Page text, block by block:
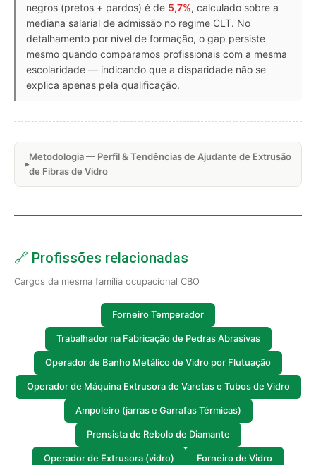
negros (pretos + pardos) é de 5,7%, calculado sobre a
mediana salarial de admissão no regime CLT. No
detalhamento por nível de formação, o gap persiste
mesmo quando comparamos profissionais com a mesma
escolaridade — indicando que a disparidade não se
explica apenas pela qualificação.
Metodologia — Perfil & Tendências de Ajudante de Extrusão
de Fibras de Vidro
🔗 Profissões relacionadas
Cargos da mesma família ocupacional CBO
Forneiro Temperador
Trabalhador na Fabricação de Pedras Abrasivas
Operador de Banho Metálico de Vidro por Flutuação
Operador de Máquina Extrusora de Varetas e Tubos de Vidro
Ampoleiro (jarras e Garrafas Térmicas)
Prensista de Rebolo de Diamante
Operador de Extrusora (vidro) Forneiro de Vidro